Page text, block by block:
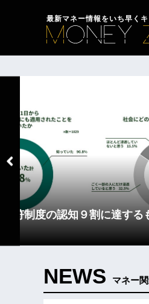
最新マネー情報をいち早くキ
符制度の認知９割に達する
NEWS マネー